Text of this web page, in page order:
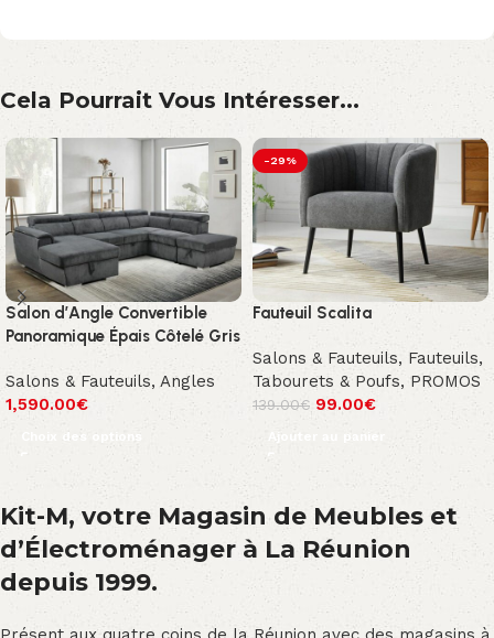
Cela Pourrait Vous Intéresser...
Salon d’Angle Convertible
Panoramique Épais Côtelé Gris
Salons & Fauteuils, Angles
1,590.00€
Choix des options
-29%
Fauteuil Scalita
Salons & Fauteuils, Fauteuils,
Tabourets & Poufs, PROMOS
139.00€ 99.00€
Ajouter au panier
Kit-M, votre Magasin de Meubles et
d’Électroménager à La Réunion
depuis 1999.